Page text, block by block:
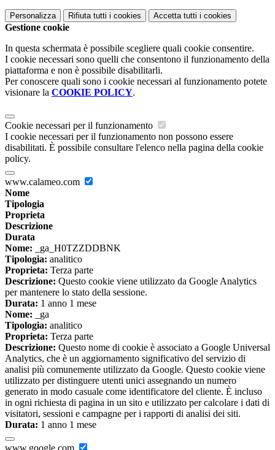
Personalizza Rifiuta tutti i cookies Accetta tutti i cookies
Gestione cookie
In questa schermata è possibile scegliere quali cookie consentire.
I cookie necessari sono quelli che consentono il funzionamento della
piattaforma e non è possibile disabilitarli.
Per conoscere quali sono i cookie necessari al funzionamento potete
visionare la COOKIE POLICY.
Cookie necessari per il funzionamento
I cookie necessari per il funzionamento non possono essere
disabilitati. È possibile consultare l'elenco nella pagina della cookie
policy.
www.calameo.com
Nome
Tipologia
Proprieta
Descrizione
Durata
Nome: _ga_H0TZZDDBNK
Tipologia: analitico
Proprieta: Terza parte
Descrizione: Questo cookie viene utilizzato da Google Analytics
per mantenere lo stato della sessione.
Durata: 1 anno 1 mese
Nome: _ga
Tipologia: analitico
Proprieta: Terza parte
Descrizione: Questo nome di cookie è associato a Google Universal
Analytics, che è un aggiornamento significativo del servizio di
analisi più comunemente utilizzato da Google. Questo cookie viene
utilizzato per distinguere utenti unici assegnando un numero
generato in modo casuale come identificatore del cliente. È incluso
in ogni richiesta di pagina in un sito e utilizzato per calcolare i dati di
visitatori, sessioni e campagne per i rapporti di analisi dei siti.
Durata: 1 anno 1 mese